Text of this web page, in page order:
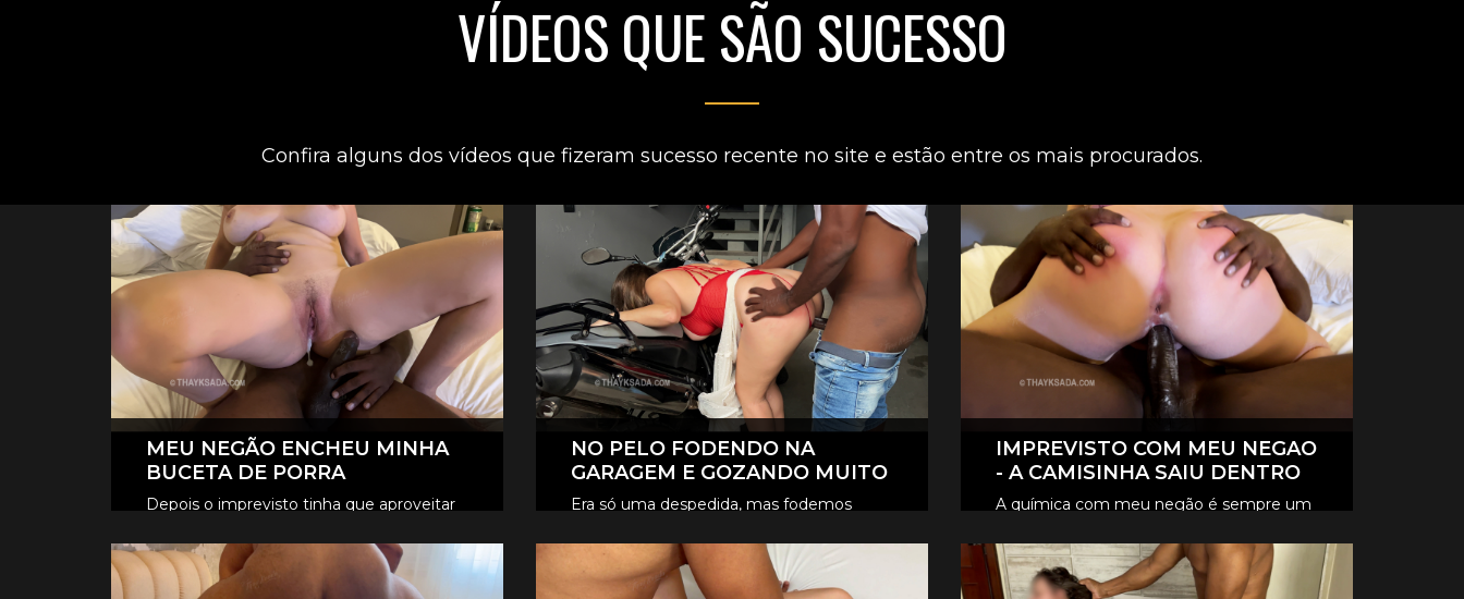
VÍDEOS QUE SÃO SUCESSO
Confira alguns dos vídeos que fizeram sucesso recente no site e estão entre os mais procurados.
MEU NEGÃO ENCHEU MINHA
BUCETA DE PORRA
Depois o imprevisto tinha que aproveitar
tanto que ele encheu minha buceta de
porra, escorreu muito.
CLIQUE AQUI E ASSISTA
NO PELO FODENDO NA
GARAGEM E GOZANDO MUITO
Era só uma despedida, mas fodemos
no pelo, eles revesaram gozar dentro de
mim.
CLIQUE AQUI E ASSISTA
IMPREVISTO COM MEU NEGAO
- A CAMISINHA SAIU DENTRO
A química com meu negão é sempre um
aconteceu um imprevisto, a camisinha
saiu lá dentro de mim.
CLIQUE AQUI E ASSISTA